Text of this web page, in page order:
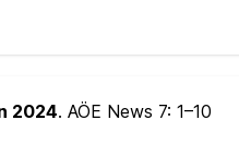
2024. AÖE News 7: 1–10